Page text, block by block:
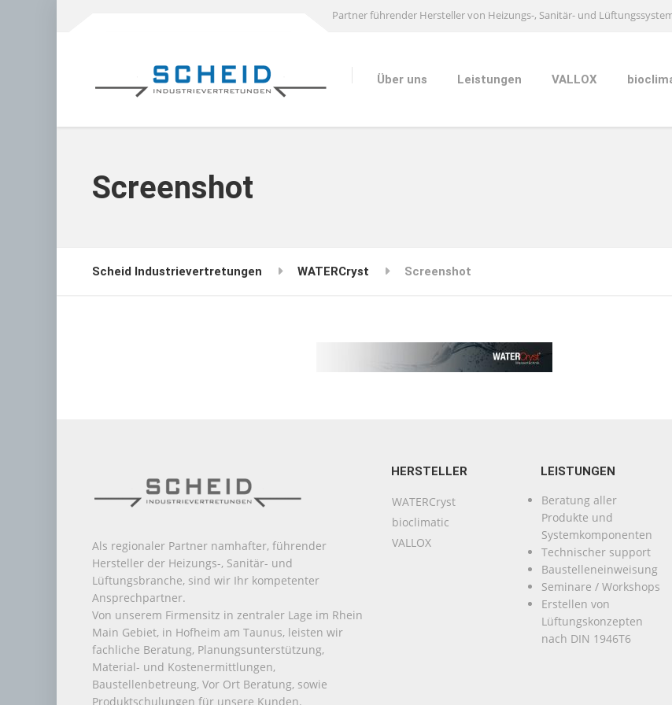
Partner führender Hersteller von Heizungs-, Sanitär- und
Über uns Leistungen VALLOX
Screenshot
Scheid Industrievertretungen WATERCryst Screenshot
Als regionaler Partner namhafter, führender
Hersteller der Heizungs-, Sanitär- und
Lüftungsbranche, sind wir Ihr kompetenter
Ansprechpartner.
Von unserem Firmensitz in zentraler Lage im Rhein
Main Gebiet, in Hofheim am Taunus, leisten wir
fachliche Beratung, Planungsunterstützung,
Material- und Kostenermittlungen,
Baustellenbetreung, Vor Ort Beratung, sowie
Produktschulungen für unsere Kunden.
HERSTELLER
WATERCryst
bioclimatic
VALLOX
LEISTUNGEN
Beratung aller
Produkte und
Systemkomponenten
Technischer support
Baustelleneinweisung
Seminare / Workshops
Erstellen von
Lüftungskonzepten
nach DIN 1946T6